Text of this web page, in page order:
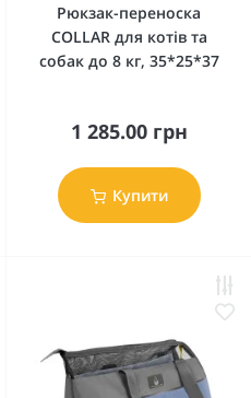
Рюкзак-переноска
COLLAR для котів та
собак до 8 кг, 35*25*37
1 285.00 грн
Купити